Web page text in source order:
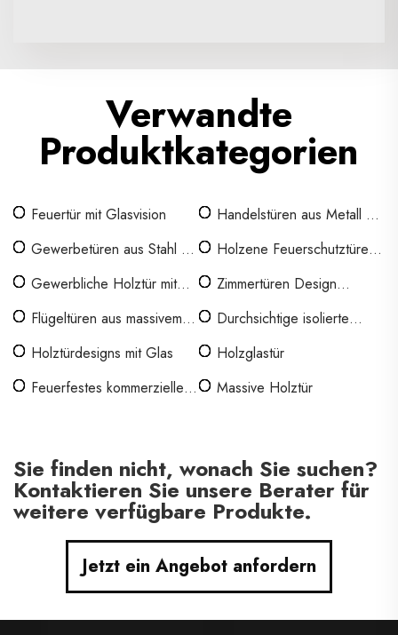
Verwandte
Produktkategorien
Feuertür mit Glasvision
Handelstüren aus Metall mit
Gewerbetüren aus Stahl mit
Holzene Feuerschutztüren
Gewerbliche Holztür mit
Zimmertüren Design
milchige Glastür
Flügeltüren aus massivem
Durchsichtige isolierte
Holztürdesigns mit Glas
Holzglastür
Feuerfestes kommerzielles
Massive Holztür
Sie finden nicht, wonach Sie suchen?
Kontaktieren Sie unsere Berater für
weitere verfügbare Produkte.
Jetzt ein Angebot anfordern